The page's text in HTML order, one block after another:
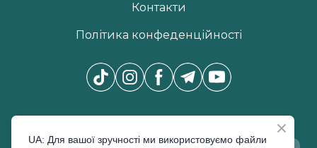
Контакти
Політика конфеденційності
UA: Для вашої зручності ми використовуємо файли